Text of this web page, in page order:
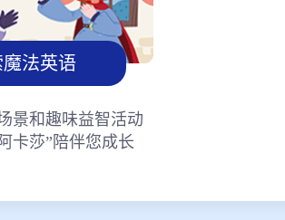
魔法英语
景和趣味益智活动
卡莎”陪伴您成长